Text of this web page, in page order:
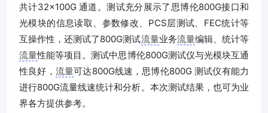
共计32×100G 通道。测试充分展示了思博伦800G接口和
光模块的信息读取、参数修改、PCS层测试、FEC统计等
互操作性，还测试了800G测试流量业务流量编辑、统计等
流量性能等项目。测试中思博伦800G测试仪与光模块互通
性良好， 流量可达800G线速，思博伦800G 测试仪有能力
进行800G流量线速统计和分析。本次测试结果，也可为业
界各方提供参考。